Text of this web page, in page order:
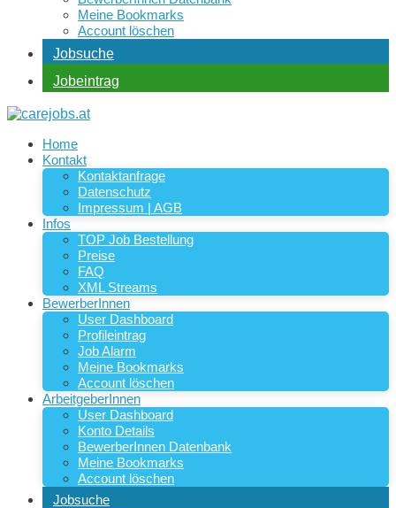
Meine Bookmarks
Account löschen
Jobsuche
Jobeintrag
Home
Kontakt
Kontaktanfrage
Datenschutz
Impressum | AGB
Infos
TOP Job Bestellung
Preise
FAQ
XML Streams
BewerberInnen
User Dashboard
Profileintrag
Job Alarm
Meine Bookmarks
Account löschen
ArbeitgeberInnen
User Dashboard
Konto Details
BewerberInnen Datenbank
Meine Bookmarks
Account löschen
Jobsuche